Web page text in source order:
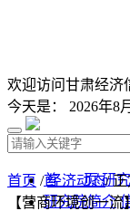
欢迎访问甘肃经济
今天是： 2026年8
首 页 研
研究院简介
首页 /经济动态/
【营商环境创一